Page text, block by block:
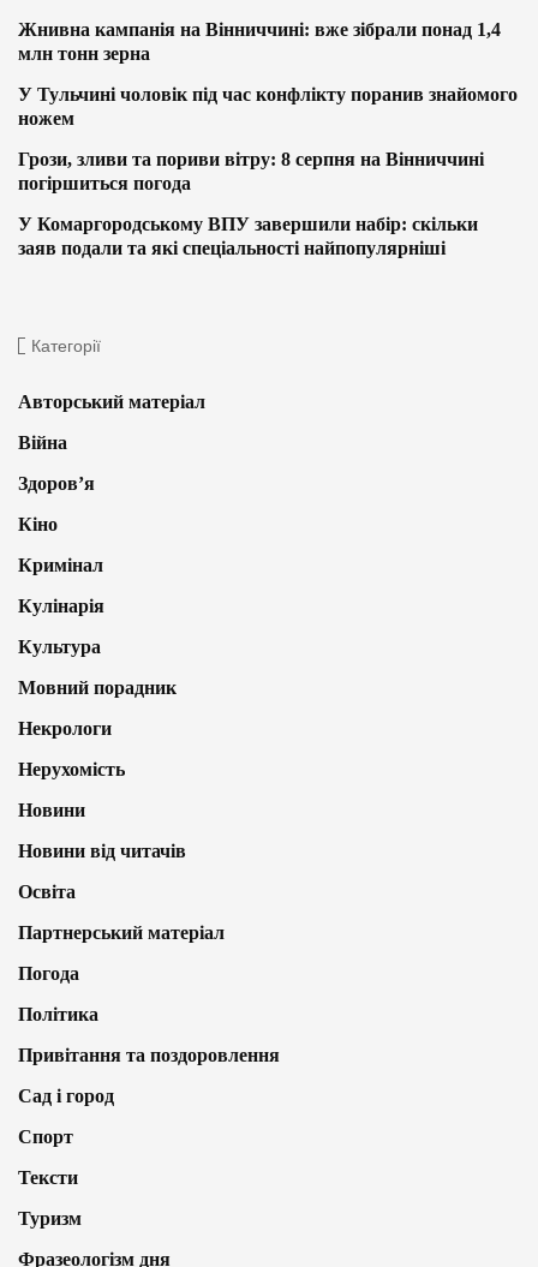
Жнивна кампанія на Вінниччині: вже зібрали понад 1,4
млн тонн зерна
У Тульчині чоловік під час конфлікту поранив знайомого
ножем
Грози, зливи та пориви вітру: 8 серпня на Вінниччині
погіршиться погода
У Комаргородському ВПУ завершили набір: скільки
заяв подали та які спеціальності найпопулярніші
Категорії
Авторський матеріал
Війна
Здоров’я
Кіно
Кримінал
Кулінарія
Культура
Мовний порадник
Некрологи
Нерухомість
Новини
Новини від читачів
Освіта
Партнерський матеріал
Погода
Політика
Привітання та поздоровлення
Сад і город
Спорт
Тексти
Туризм
Фразеологізм дня